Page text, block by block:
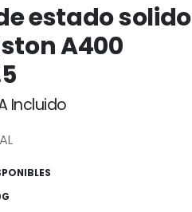
estado solido
A400
Incluido